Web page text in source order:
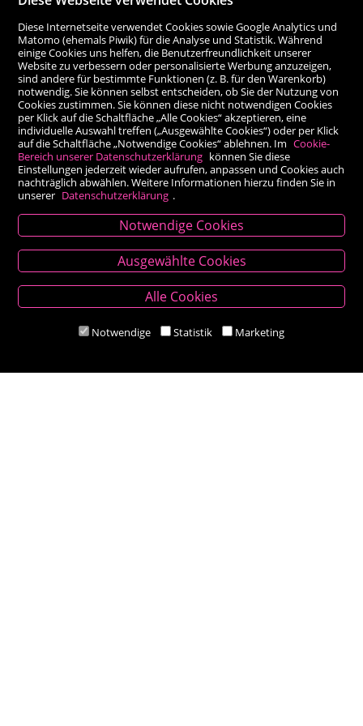
Kontakt
Besold Buch-Papier
Hauptplatz 14, 9300 St. Veit an der Glan
M:bestellung@besold.at
Diese Internetseite verwendet Cookies sowie Google Analytics und
Matomo (ehemals Piwik) für die Analyse und Statistik. Während
einige Cookies uns helfen, die Benutzerfreundlichkeit unserer
Website zu verbessern oder personalisierte Werbung anzuzeigen,
sind andere für bestimmte Funktionen (z. B. für den Warenkorb)
notwendig. Sie können selbst entscheiden, ob Sie der Nutzung von
Cookies zustimmen. Sie können diese nicht notwendigen Cookies
per Klick auf die Schaltfläche „Alle Cookies“ akzeptieren, eine
individuelle Auswahl treffen („Ausgewählte Cookies“) oder per Klick
auf die Schaltfläche „Notwendige Cookies“ ablehnen. Im Cookie-
Bereich unserer Datenschutzerklärung können Sie diese
Einstellungen jederzeit wieder aufrufen, anpassen und Cookies auch
nachträglich abwählen. Weitere Informationen hierzu finden Sie in
unserer Datenschutzerklärung .
Notwendige Cookies
Ausgewählte Cookies
Alle Cookies
Notwendige Statistik Marketing